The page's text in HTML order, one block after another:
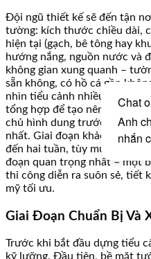
Đội ngũ thiết kế sẽ đến tận
tường: kích thước chiều dài,
hiện tại (gạch, bê tông hay
hướng nắng, nguồn nước và
không gian xung quanh –
sẵn không, có hồ cá gần
nhìn tiểu cảnh nhiều nhất.
tổng hợp để tạo nên một bản
chủ hình dung trước kết quả
nhất. Giai đoạn khảo sát và
đến hai tuần, tùy mức độ
đoạn quan trọng nhất – một
thi công diễn ra suôn sẻ, tiết
mỹ tối ưu.
Giai Đoạn Chuẩn Bị Và
Trước khi bắt đầu dựng tiểu
kỹ lưỡng. Đầu tiên, bề mặt